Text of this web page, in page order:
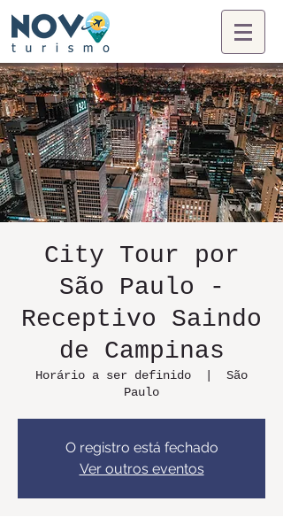
City Tour por
São Paulo -
Receptivo Saindo
de Campinas
Horário a ser definido
São
Paulo
O registro está fechado
Ver outros eventos